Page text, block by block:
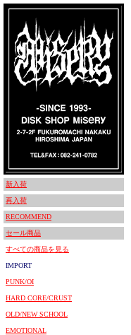
新入荷
再入荷
RECOMMEND
セール商品
すべての商品を見る
IMPORT
PUNK/OI
HARD CORE/CRUST
OLD/NEW SCHOOL
EMOTIONAL